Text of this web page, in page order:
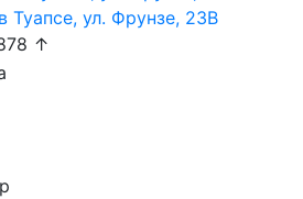
Туапсе, ул. Фрунзе, 23В
↑